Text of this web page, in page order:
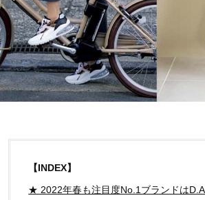
【INDEX】
★ 2022年春も注目度No.1ブランドは